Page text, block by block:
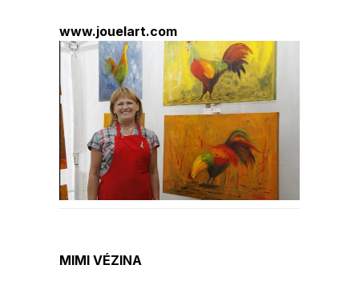
www.jouelart.com
MIMI VÉZINA